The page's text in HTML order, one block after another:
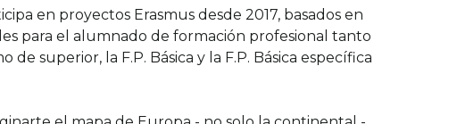
en proyectos Erasmus desde 2017, basados en
para el alumnado de formación profesional tanto
de superior, la F.P. Básica y la F.P. Básica específica